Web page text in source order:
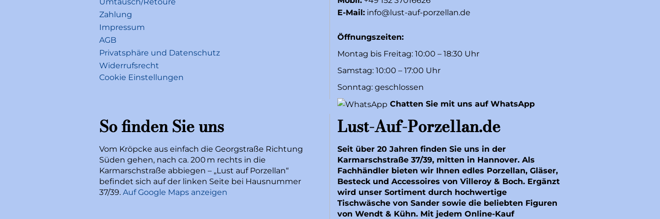
Zahlung
Impressum
AGB
Privatsphäre und Datenschutz
Widerrufsrecht
Cookie Einstellungen
E-Mail: info@lust-auf-porzellan.de
Öffnungszeiten:
Montag bis Freitag: 10:00 – 18:30 Uhr
Samstag: 10:00 – 17:00 Uhr
Sonntag: geschlossen
Chatten Sie mit uns auf WhatsApp
So finden Sie uns
Vom Kröpcke aus einfach die Georgstraße Richtung
Süden gehen, nach ca. 200 m rechts in die
Karmarschstraße abbiegen – „Lust auf Porzellan“
befindet sich auf der linken Seite bei Hausnummer
37/39. Auf Google Maps anzeigen
Lust-Auf-Porzellan.de
Seit über 20 Jahren finden Sie uns in der
Karmarschstraße 37/39, mitten in Hannover. Als
Fachhändler bieten wir Ihnen edles Porzellan, Gläser,
Besteck und Accessoires von Villeroy & Boch. Ergänzt
wird unser Sortiment durch hochwertige
Tischwäsche von Sander sowie die beliebten Figuren
von Wendt & Kühn. Mit jedem Online-Kauf